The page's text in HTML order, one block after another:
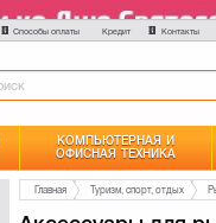
Способы оплаты Кредит Контакты
КОМПЬЮТЕРНАЯ И
ОФИСНАЯ ТЕХНИКА
Главная Туризм, спорт, отдых